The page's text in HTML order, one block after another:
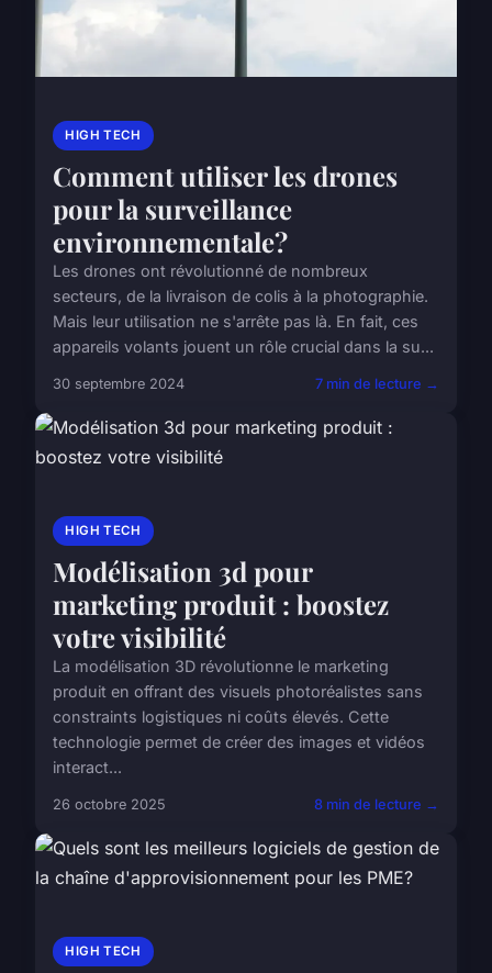
HIGH TECH
Comment utiliser les drones
pour la surveillance
environnementale?
Les drones ont révolutionné de nombreux
secteurs, de la livraison de colis à la photographie.
Mais leur utilisation ne s'arrête pas là. En fait, ces
appareils volants jouent un rôle crucial dans la su...
30 septembre 2024 7 min de lecture →
HIGH TECH
Modélisation 3d pour
marketing produit : boostez
votre visibilité
La modélisation 3D révolutionne le marketing
produit en offrant des visuels photoréalistes sans
constraints logistiques ni coûts élevés. Cette
technologie permet de créer des images et vidéos
interact...
26 octobre 2025 8 min de lecture →
HIGH TECH